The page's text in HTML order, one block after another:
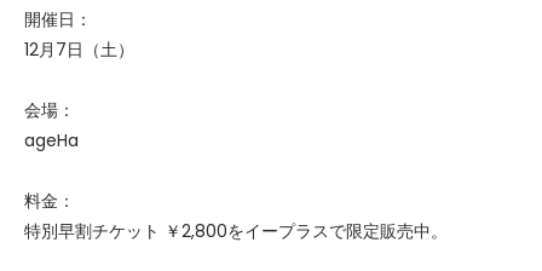
開催日：
12月7日（土）
会場：
ageHa
料金：
特別早割チケット ￥2,800をイープラスで限定販売中。